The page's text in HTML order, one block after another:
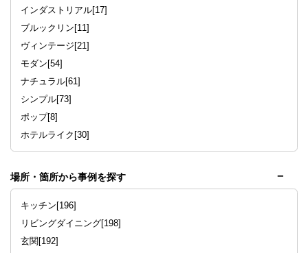
インダストリアル[17]
ブルックリン[11]
ヴィンテージ[21]
モダン[54]
ナチュラル[61]
シンプル[73]
ポップ[8]
ホテルライク[30]
場所・箇所から事例を探す
キッチン[196]
リビングダイニング[198]
玄関[192]